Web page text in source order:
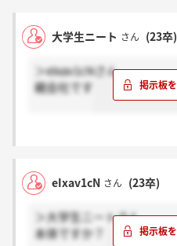
大学生ニート さん (23卒)
＞eIxav1cNさん
親会社です
eIxav1cN さん (23卒)
＞大学生ニートさん
本体ですか？